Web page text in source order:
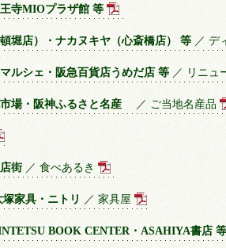
寺MIOプラザ館 等
堀店）・ナカヌキヤ（心斎橋店） 等 ／ デ
ルシェ・阪急百貨店うめだ店 等 ／ リニュ
場・阪神ふるさと名産 ／ ご当地名産品
街／ 食べあるき
家具・ニトリ ／ 家具屋
BOOK CENTER・ASAHIYA書店 等